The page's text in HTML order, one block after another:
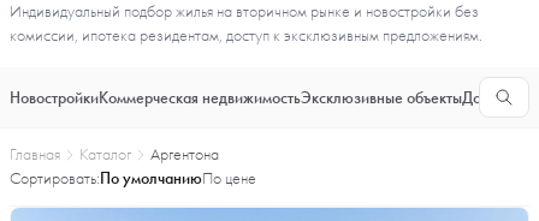
Индивидуальный подбор жилья на вторичном рынке и новостройки без
комиссии, ипотека резидентам, доступ к эксклюзивным предложениям.
НовостройкиКоммерческая недвижимостьЭксклюзивные объекты
Главная Каталог
Аргентона
Сортировать:По умолчаниюПо цене